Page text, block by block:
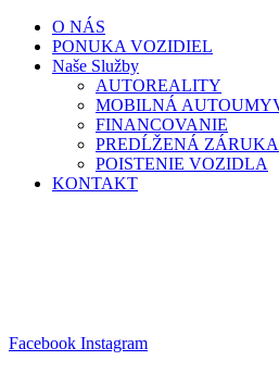
Skip
content
O NÁS
PONUKA VOZIDIEL
Naše Služby
AUTOREALITY
MOBILNÁ
FINANCOVANIE
PREDĹŽENÁ ZÁRUKA
POISTENIE VOZIDLA
KONTAKT
Facebook Instagram